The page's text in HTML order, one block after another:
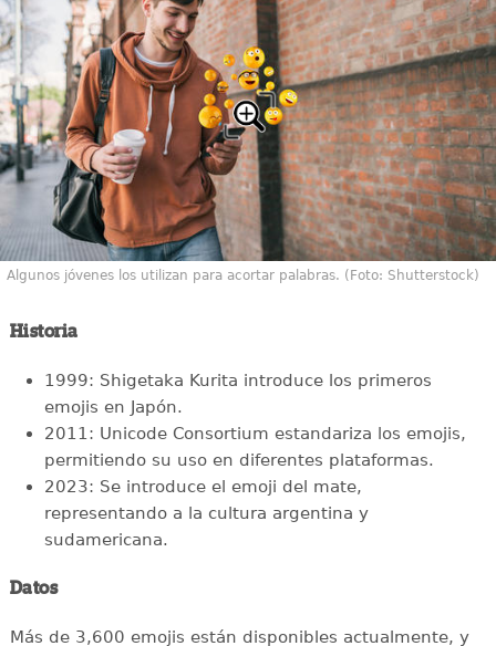
Algunos jóvenes los utilizan para acortar palabras. (Foto: Shutterstock)
Historia
1999: Shigetaka Kurita introduce los primeros
emojis en Japón.
2011: Unicode Consortium estandariza los emojis,
permitiendo su uso en diferentes plataformas.
2023: Se introduce el emoji del mate,
representando a la cultura argentina y
sudamericana.
Datos
Más de 3,600 emojis están disponibles actualmente, y